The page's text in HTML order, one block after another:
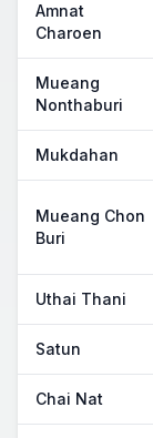
Amnat
Charoen
Mueang
Nonthaburi
Mukdahan
Mueang Chon
Buri
Uthai Thani
Satun
Chai Nat